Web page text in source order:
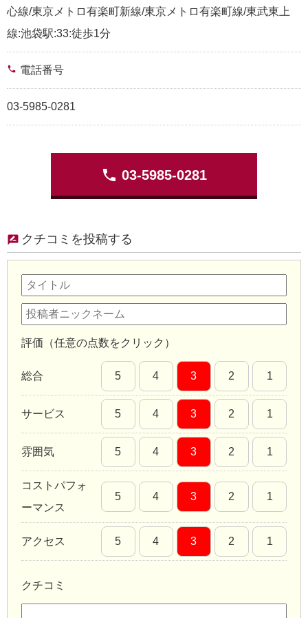
心線/東京メトロ有楽町新線/東京メトロ有楽町線/東武東上
線:池袋駅:33:徒歩1分
phone 電話番号
03-5985-0281
phone 03-5985-0281
クチコミを投稿する
評価（任意の点数をクリック）
総合 5 4 3 2 1
サービス 5 4 3 2 1
雰囲気 5 4 3 2 1
コストパフォ
ーマンス
5 4 3 2 1
アクセス 5 4 3 2 1
クチコミ